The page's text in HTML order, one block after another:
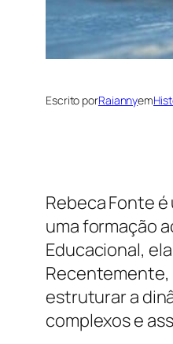
Escrito porRaiannyem
Rebeca Fonte
uma formação
Educacional,
Recentemente,
estruturar a
complexos e